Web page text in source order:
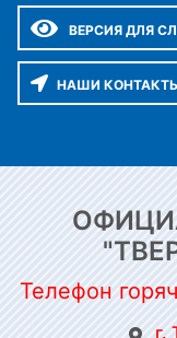
ВЕРСИЯ ДЛЯ
НАШИ
Телефон
г.